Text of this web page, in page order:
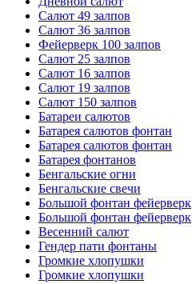
Салют 49 залпов
Салют 36 залпов
Фейерверк 100 залпов
Салют 25 залпов
Салют 16 залпов
Салют 19 залпов
Салют 150 залпов
Батареи салютов
Батарея салютов фонтан
Батарея салютов фонтан
Батарея фонтанов
Бенгальские огни
Бенгальские свечи
Большой фонтан фейерверк
Большой фонтан фейерверк
Весенний салют
Гендер пати фонтаны
Громкие хлопушки
Громкие хлопушки